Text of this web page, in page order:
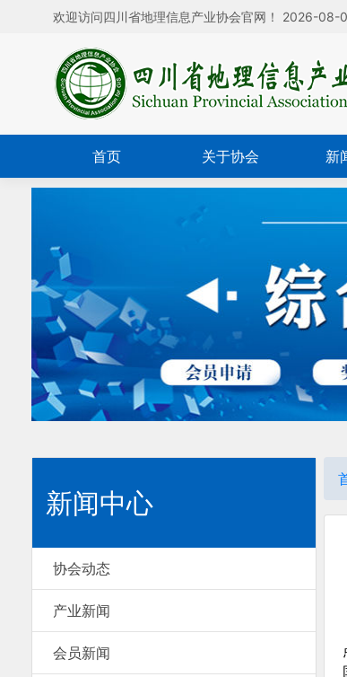
欢迎访问四川省地理信息产业协会官网！ 2026-08-
首页 关于协会 新
新闻中心
协会动态
产业新闻
会员新闻